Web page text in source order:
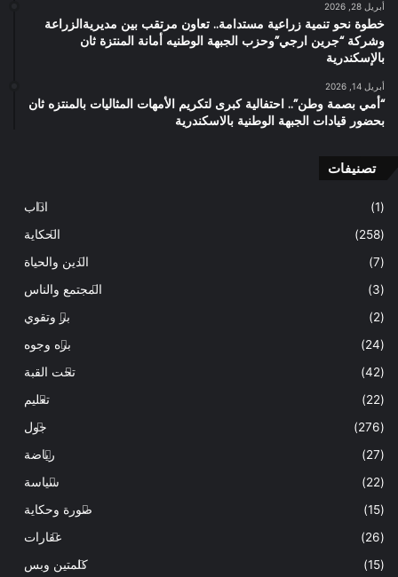
أبريل 28, 2026
خطوة نحو تنمية زراعية مستدامة.. تعاون مرتقب بين مديريةالزراعة
وشركة “جرين ارجي”وحزب الجبهة الوطنيه أمانة المنتزة ثان
بالإسكندرية
أبريل 14, 2026
“أمي بصمة وطن”.. احتفالية كبرى لتكريم الأمهات المثاليات بالمنتزه ثان
بحضور قيادات الجبهة الوطنية بالاسكندرية
تصنيفات
اداب
(1)
الحكاية
(258)
الدين والحياة
(7)
المجتمع والناس
(3)
بر وتقوي
(2)
بره وجوه
(24)
تحت القبة
(42)
تعليم
(22)
جول
(276)
رياضة
(27)
سياسة
(22)
صورة وحكاية
(15)
عقارات
(26)
كلمتين وبس
(15)